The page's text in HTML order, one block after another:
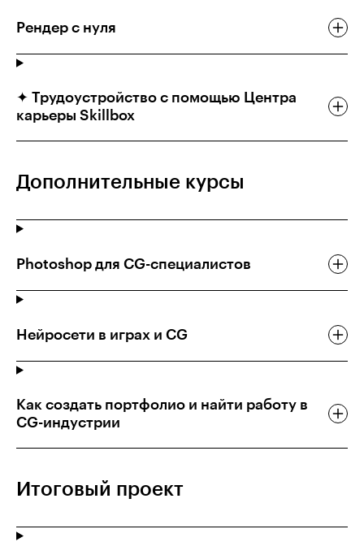
Рендер с нуля
✦ Трудоустройство с помощью Центра
карьеры Skillbox
Дополнительные курсы
Photoshop для CG-специалистов
Нейросети в играх и CG
Как создать портфолио и найти работу в
CG-индустрии
Итоговый проект